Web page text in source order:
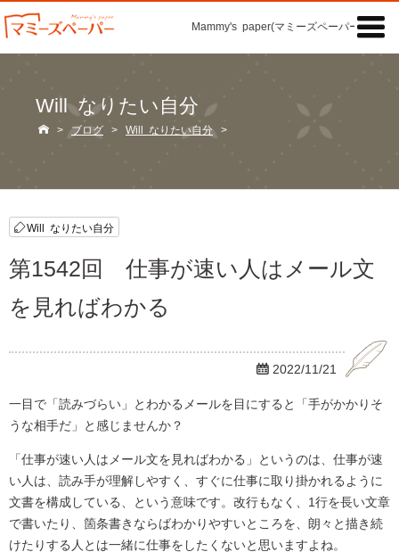
Mammy's paper(マミーズペーパー)の「記事

Will なりたい自分
 > ブログ > Will なりたい自分 >
Will なりたい自分
第1542回 仕事が速い人はメール文
を見ればわかる
 2022/11/21
一目で「読みづらい」とわかるメールを目にすると「手がかかりそ
うな相手だ」と感じませんか？
「仕事が速い人はメール文を見ればわかる」というのは、仕事が速
い人は、読み手が理解しやすく、すぐに仕事に取り掛かれるように
文書を構成している、という意味です。改行もなく、1行を長い文章
で書いたり、箇条書きならばわかりやすいところを、朗々と描き続
けたりする人とは一緒に仕事をしたくないと思いますよね。